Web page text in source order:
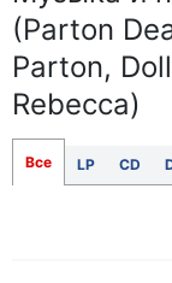
(Parton
Parton,
Rebecca)
Все LP CD